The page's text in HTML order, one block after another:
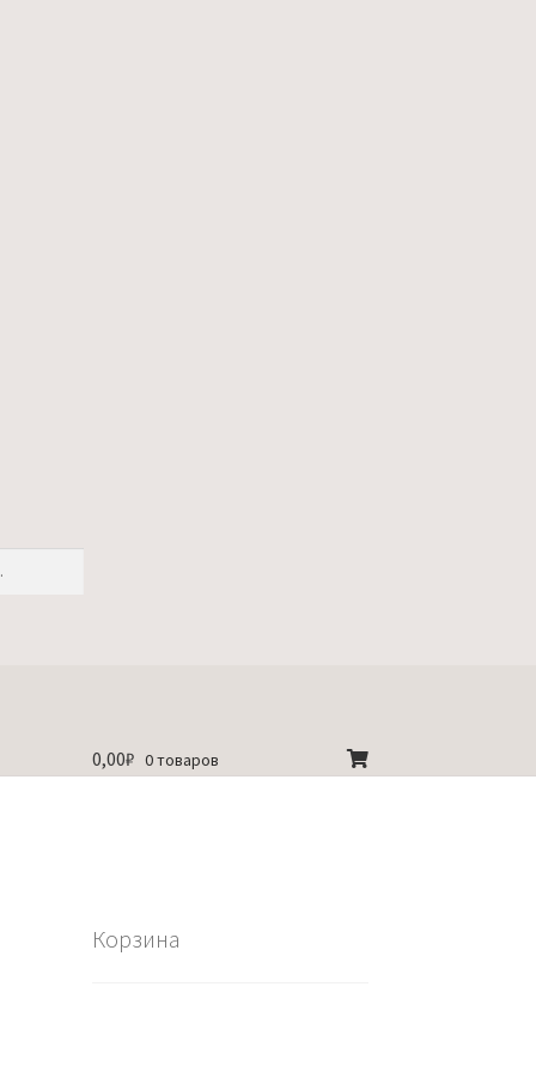
0,00₽ 0 товаров
Корзина